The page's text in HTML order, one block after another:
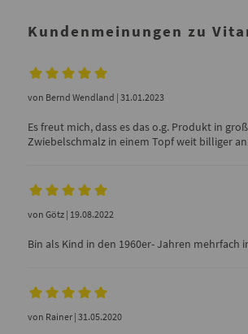
Kundenmeinungen zu
von Bernd Wendland | 31.01.2023
Es freut mich, dass es das o.g. Produkt in
Zwiebelschmalz in einem Topf weit billiger
von Götz| 19.08.2022
Bin als Kind in den 1960er- Jahren
von Rainer| 31.05.2020